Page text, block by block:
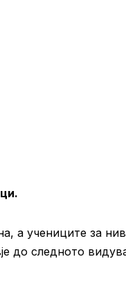
а учениците за нив
до следното